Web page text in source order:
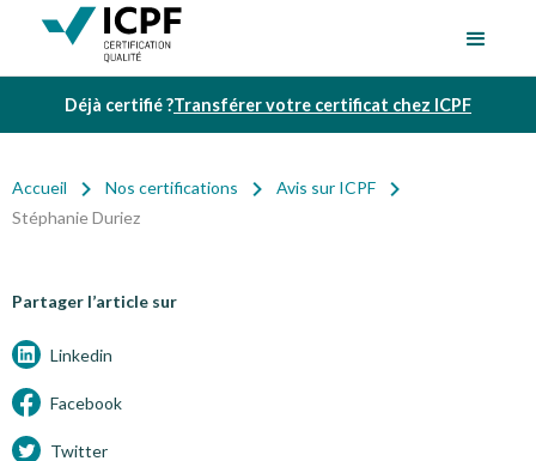
Déjà certifié ?Transférer votre certificat chez ICPF
Accueil Nos certifications
Avis sur ICPF
Stéphanie Duriez
Partager l’article sur
Linkedin
Facebook
Twitter